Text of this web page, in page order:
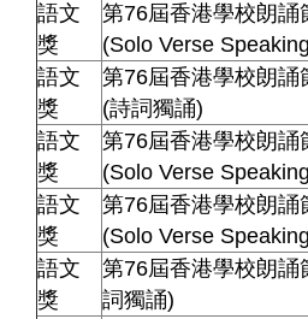
語文
獎
第76屆香港學校朗誦
(Solo Verse
語文
獎
第76屆香港學校朗誦
(詩詞獨誦)
語文
獎
第76屆香港學校朗誦
(Solo Verse
語文
獎
第76屆香港學校朗誦
(Solo Verse
語文
獎
第76屆香港學校朗
詞獨誦)